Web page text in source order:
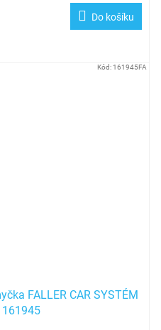
Do košíku
FALLER CAR SYSTÉM
Kód: 161945FA